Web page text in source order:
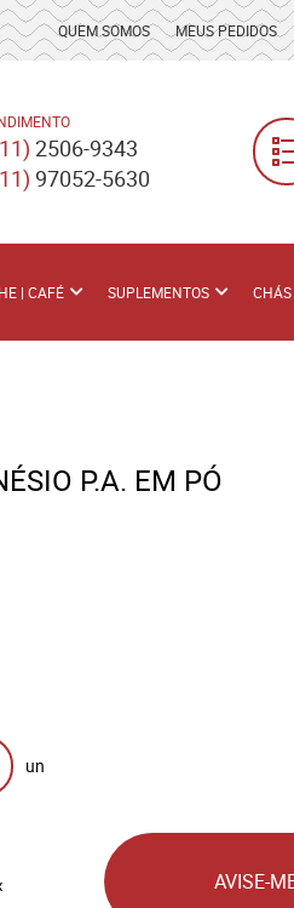
QUEM SOMOS MEUS PEDIDOS
2506-9343
97052-5630
| CAFÉ SUPLEMENTOS CHÁS
P.A. EM PÓ
un
AVISE-